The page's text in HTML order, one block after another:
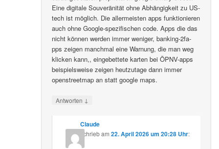
Eine digitale Souveränität ohne Abhängigkeit zu US-
tech ist möglich. Die allermeisten apps funktionieren
auch ohne Google-spezifischen code. Apps die das
nicht können werden immer weniger, banking-2fa-
pps zeigen manchmal eine Warnung, die man weg
klicken kann,, eingebettete karten bei ÖPNV-apps
beispielsweise zeigen heutzutage dann immer
openstreetmap an statt google maps.
Antworten ↓
Claude
schriebam 22. April 2026 um 20:28 Uhr: